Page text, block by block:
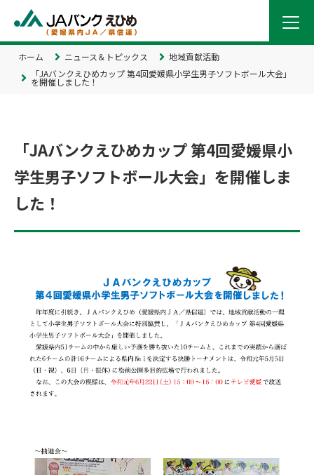
ホーム ニュース＆トピックス
地域貢献活動
「JAバンクえひめカップ 第4回愛媛県小学生男子ソフトボール大会」
を開催しました！
「JAバンクえひめカップ 第4回愛媛県小
学生男子ソフトボール大会」を開催しま
した！